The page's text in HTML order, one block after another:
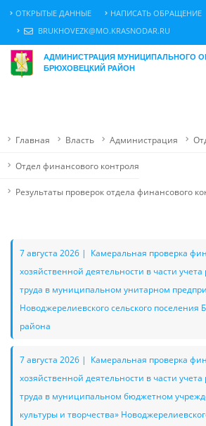
ОТКРЫТЫЕ ДАННЫЕ НАПИСАТЬ ОБРАЩЕНИЕ
BRUKHOVEZK@MO.KRASNODAR.RU
АДМИНИСТРАЦИЯ МУНИЦИПАЛЬНОГО
БРЮХОВЕЦКИЙ РАЙОН
Главная Власть Администрация
Отдел финансового контроля
Результаты проверок отдела финансового
7 августа 2026 | Камеральная проверка
хозяйственной деятельности в части учета
труда в муниципальном унитарном
Новоджерелиевского сельского поселения
района
7 августа 2026 | Камеральная проверка
хозяйственной деятельности в части учета
труда в муниципальном бюджетном
культуры и творчества»